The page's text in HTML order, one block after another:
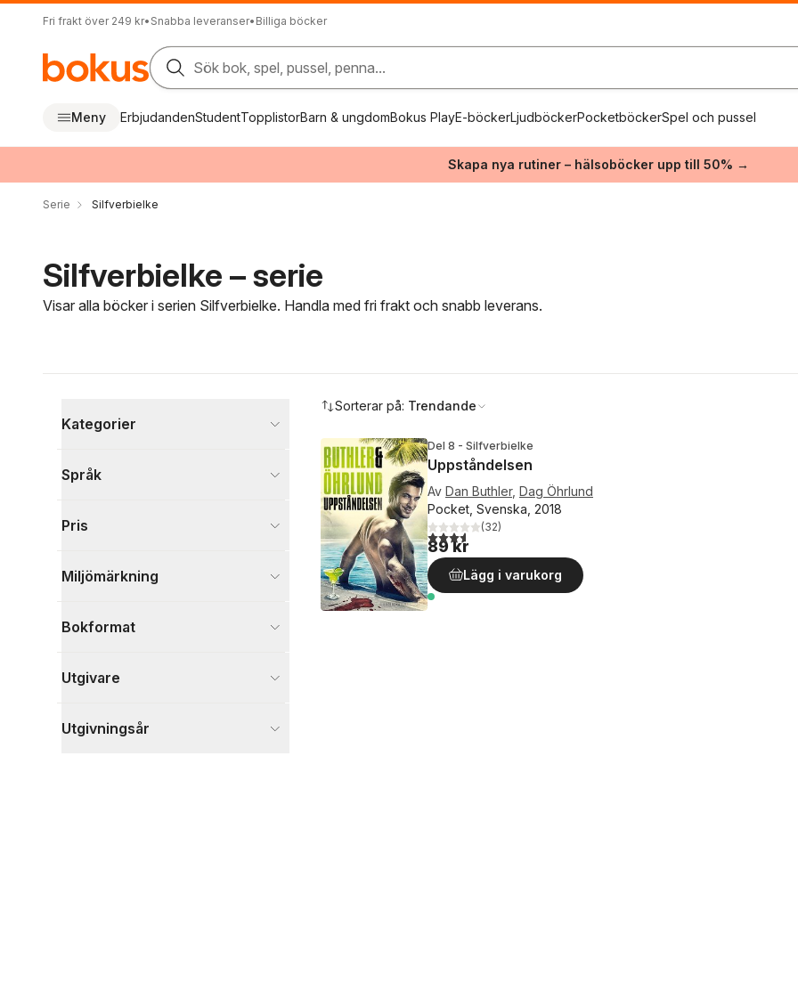
Fri frakt över 249 kr• Snabba leveranser• Billiga böcker
Sök bok, spel, pussel, penna...
Meny ErbjudandenStudentTopplistorBarn & ungdomBokus PlayE-böckerLjudböckerPocketböckerSpel och pussel
Skapa nya rutiner – hälsoböcker upp till 50% →
Serie Silfverbielke
Silfverbielke – serie
Visar alla böcker i serien Silfverbielke. Handla med fri frakt och snabb leverans.
Kategorier
Visa fler
Språk
Pris
Miljömärkning
Bokformat
Utgivare
Utgivningsår
Sorterar på: Trendande
Del 8 - Silfverbielke
Uppståndelsen
Av Dan Buthler, Dag Öhrlund
Pocket, Svenska, 2018
3,6utav 5 stjärnor. Totalt antal röster:
(32)
89 kr
Lägg i varukorg